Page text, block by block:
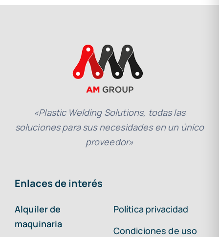
«Plastic Welding Solutions, todas las
soluciones para sus necesidades en un único
proveedor»
Enlaces de interés
Alquiler de
maquinaria
Política privacidad
Condiciones de uso